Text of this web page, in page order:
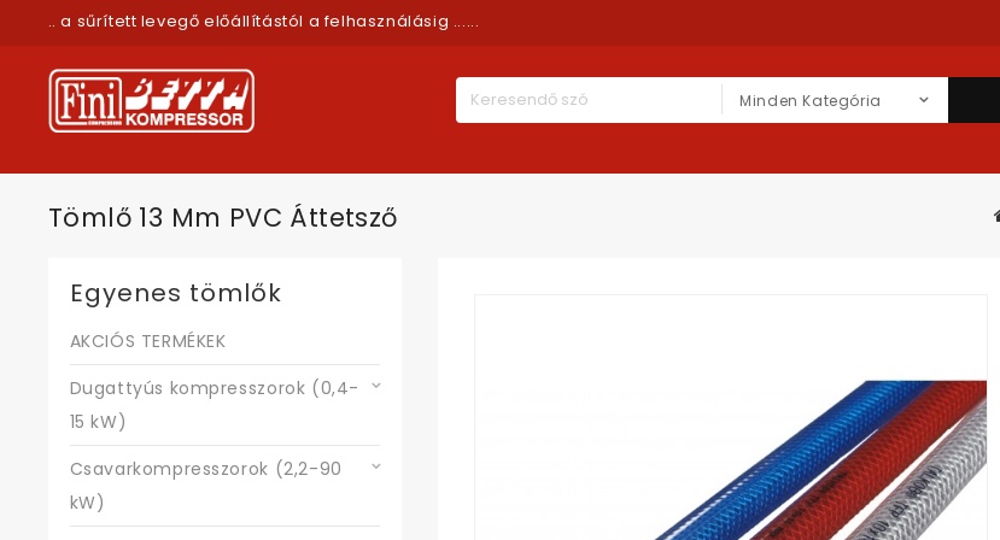
.. a sűrített levegő előállítástól a felhasználásig ......
Minden Kategória
Tömlő 13 Mm PVC Áttetsző
Egyenes tömlők
AKCIÓS TERMÉKEK
Dugattyús kompresszorok (0,4-
15 kW)
Csavarkompresszorok (2,2-90
kW)